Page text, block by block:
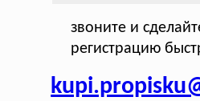
звоните и
регистрацию